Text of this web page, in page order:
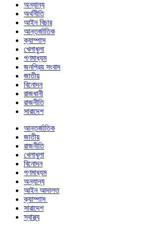
অন্যান্য
অর্থনীতি
আইন বিচার
আন্তর্জাতিক
ক্যাম্পাস
খেলাধুলা
গণমাধ্যম
জনপ্রিয় সংবাদ
জাতীয়
বিনোদন
রাজধানী
রাজনীতি
সারাদেশ
আন্তর্জাতিক
জাতীয়
রাজনীতি
খেলাধুলা
বিনোদন
গণমাধ্যম
অন্যান্য
আইন আদালত
ক্যাম্পাস
সারাদেশ
স্বাস্থ্য